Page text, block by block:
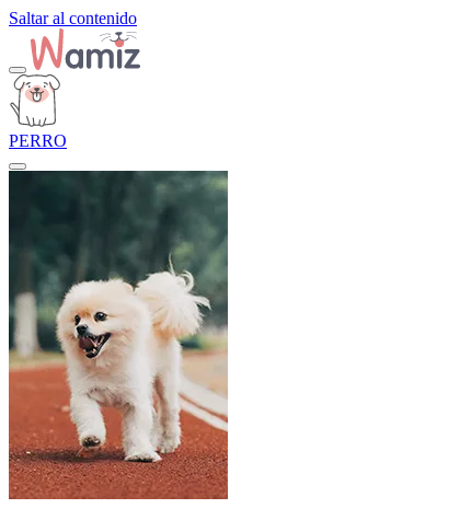
Saltar al contenido
PERRO